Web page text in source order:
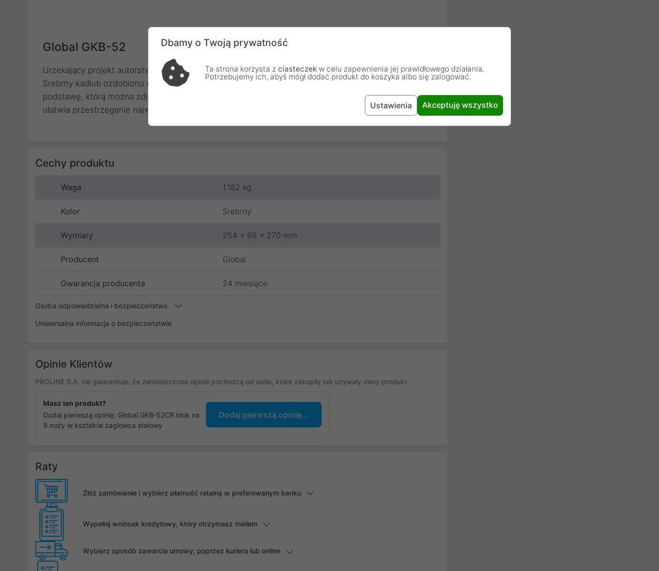
Global GKB-52
Urzekający projekt autorstwa Komina Yamady przypomina kształt żaglowca pod pełnymi żaglami.
Srebrny kadłub ozdobiono czarnymi kropkami i wyposażono w czarną, przeciwpoślizgową
podstawę, którą można zdjąć. Dzięki takiemu rozwiązaniu znika problem czyszczenia otworów, co
ułatwia przestrzeganie najwyższych standardów higieny.
Cechy produktu
Waga 1.182 kg
Kolor Srebrny
Wymiary 254 x 98 x 270 mm
Producent Global
Gwarancja producenta 24 miesiące
Osoba odpowiedzialna i bezpieczeństwo
Uniwersalna informacja o bezpieczeństwie
Opinie Klientów
PROLINE S.A. nie gwarantuje, że zamieszczone opinie pochodzą od osób, które zakupiły lub używały dany produkt.
Masz ten produkt?
Dodaj pierwszą opinię: Global GKB-52CR blok na
9 noży w kształcie żaglowca stalowy
Dodaj pierwszą opinię...
Raty
Złóż zamówienie i wybierz płatność ratalną w preferowanym banku
Wypełnij wniosek kredytowy, który otrzymasz mailem
Wybierz sposób zawarcia umowy, poprzez kuriera lub online
Dbamy o Twoją prywatność
Ta strona korzysta z ciasteczek w celu zapewnienia jej prawidłowego działania.
Potrzebujemy ich, abyś mógł dodać produkt do koszyka albo się zalogować.
Ustawienia Akceptuję wszystko